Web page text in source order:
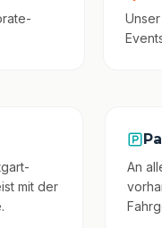
mit der
An